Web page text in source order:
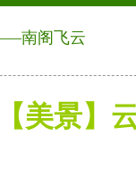
南阁飞云
【美景】